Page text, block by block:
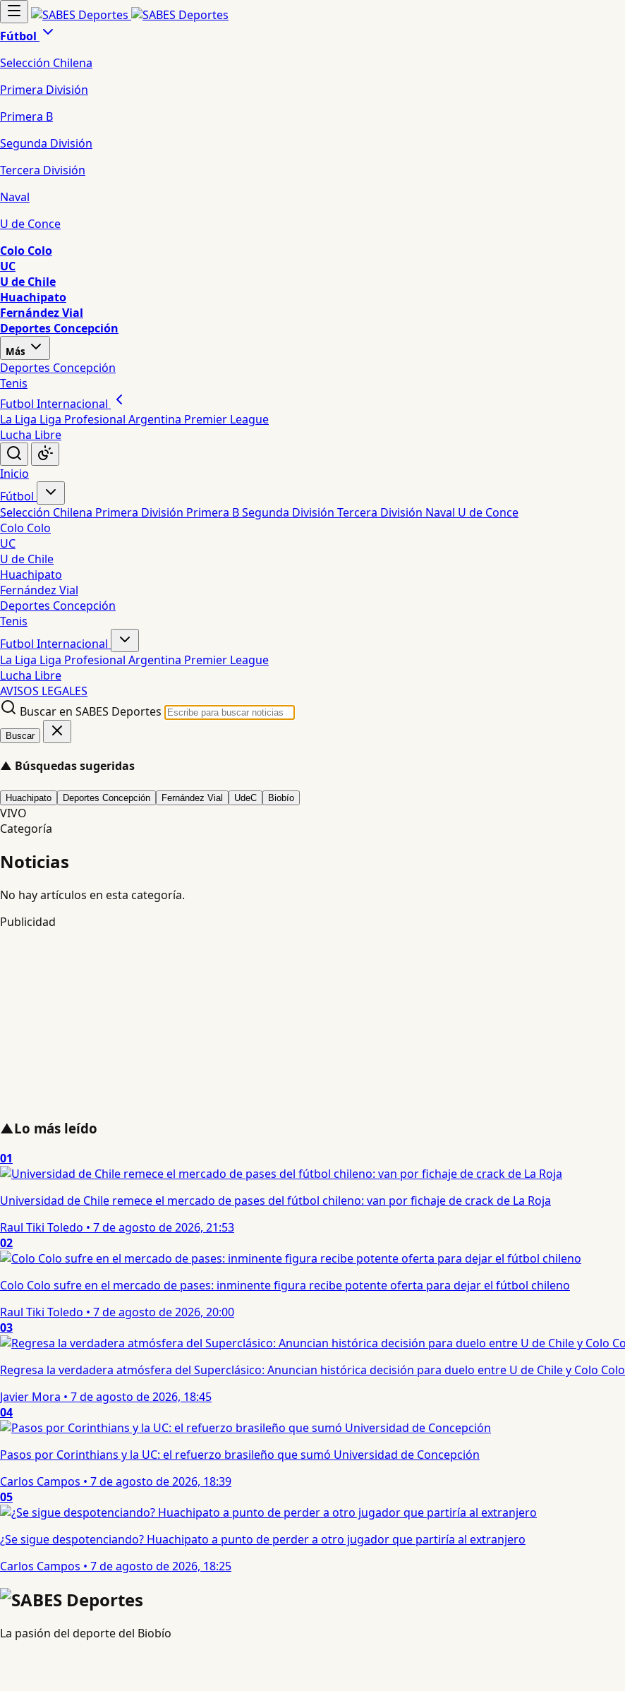
Fútbol
Selección Chilena
Primera División
Primera B
Segunda División
Tercera División
Naval
U de Conce
Colo Colo
UC
U de Chile
Huachipato
Fernández Vial
Deportes Concepción
Más
Deportes Concepción
Tenis
Futbol Internacional
La Liga Liga Profesional Argentina Premier League
Lucha Libre
Inicio
Fútbol
Selección Chilena Primera División Primera BSegunda División Tercera División Naval U de Conce
Colo Colo
UC
U de Chile
Huachipato
Fernández Vial
Deportes Concepción
Tenis
Futbol Internacional
La Liga Liga Profesional Argentina Premier League
Lucha Libre
AVISOS LEGALES
Buscar en SABES Deportes
Buscar
▲ Búsquedas sugeridas
Huachipato Deportes Concepción Fernández Vial UdeC Biobío
VIVO
Categoría
Noticias
No hay artículos en esta categoría.
Publicidad
▲Lo más leído
01
Universidad de Chile remece el mercado de pases del fútbol chileno: van por fichaje de crack de La Roja
Raul Tiki Toledo • 7 de agosto de 2026, 21:53
02
Colo Colo sufre en el mercado de pases: inminente figura recibe potente oferta para dejar el fútbol chileno
Raul Tiki Toledo • 7 de agosto de 2026, 20:00
03
Regresa la verdadera atmósfera del Superclásico: Anuncian histórica decisión para duelo entre U de Chile y Colo Colo
Javier Mora • 7 de agosto de 2026, 18:45
04
Pasos por Corinthians y la UC: el refuerzo brasileño que sumó Universidad de Concepción
Carlos Campos • 7 de agosto de 2026, 18:39
05
¿Se sigue despotenciando? Huachipato a punto de perder a otro jugador que partiría al extranjero
Carlos Campos • 7 de agosto de 2026, 18:25
La pasión del deporte del Biobío